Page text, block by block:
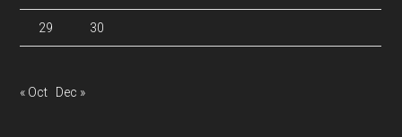
29 30
« Oct Dec »